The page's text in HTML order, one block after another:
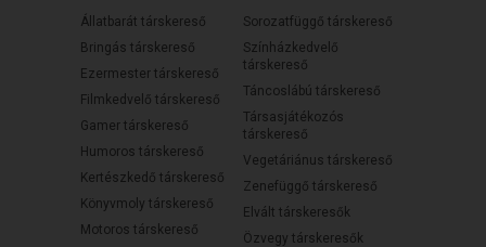
Állatbarát társkereső
Bringás társkereső
Ezermester társkereső
Filmkedvelő társkereső
Gamer társkereső
Humoros társkereső
Kertészkedő társkereső
Könyvmoly társkereső
Motoros társkereső
Sorozatfüggő társkereső
Színházkedvelő
társkereső
Táncoslábú társkereső
Társasjátékozós
társkereső
Vegetáriánus társkereső
Zenefüggő társkereső
Elvált társkeresők
Özvegy társkeresők